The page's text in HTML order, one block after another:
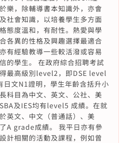
樂，除輔導書本知識外，亦會
社會知識，以培養學生多方面
態度溫和，有耐性。熱愛與學
各異的性格及興趣選擇最適合
有經驗教導一些較活潑或容易
的學生。 在政府綜合招聘考試
最高級別level2，即DSE level
日文N1證明，學生年齡含括升小
科目為中文、英文、公社、美
及IES均有level5 成績。在就
英文、中文（普通話）、美
A grade成績。 我平日亦有參
計相關的活動及課程，例如曾